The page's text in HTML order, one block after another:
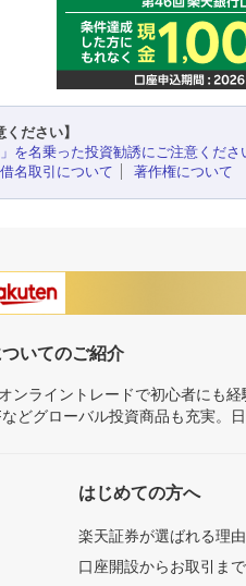
ください】
」を名乗った投資勧誘にご注意くださ
名取引について
著作権について
いてのご紹介
ンライントレードで初心者にも
どグローバル投資商品も充実。
はじめての方へ
楽天証券が選ばれる理由
口座開設からお取引ま